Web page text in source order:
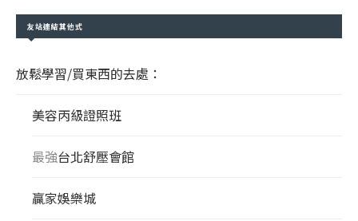
友站連結其他式
放鬆學習/買東西的去處：
美容丙級證照班
最強台北舒壓會館
贏家娛樂城